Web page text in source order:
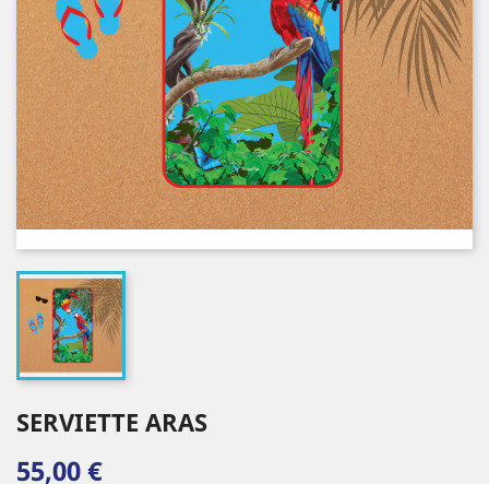
SERVIETTE ARAS
55,00 €